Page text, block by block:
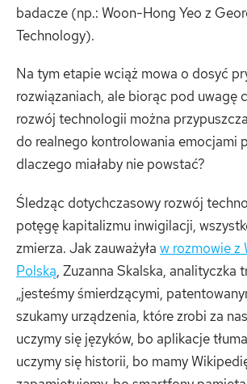
badacze (np.: Woon-Hong Yeo z
Technology).
Na tym etapie wciąż mowa o dosyć
rozwiązaniach, ale biorąc pod uwagę
rozwój technologii można
do realnego kontrolowania emocjami
dlaczego miałaby nie powstać?
Śledząc dotychczasowy rozwój
potęgę kapitalizmu inwigilacji,
zmierza. Jak zauważyła w rozmowie z
Polską, Zuzanna Skalska, analityczka
„jesteśmy śmierdzącymi,
szukamy urządzenia, które zrobi za
uczymy się języków, bo aplikacje
uczymy się historii, bo mamy